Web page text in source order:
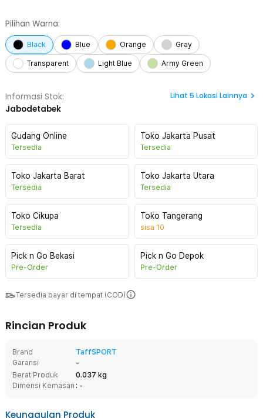
Pilihan Warna:
Black Blue Orange Gray
Transparent Light Blue Army Green
Informasi Stok:
Jabodetabek
Lihat 5 Lokasi Lainnya
Gudang Online
Tersedia
Toko Jakarta Pusat
Tersedia
Toko Jakarta Barat
Tersedia
Toko Jakarta Utara
Tersedia
Toko Cikupa
Tersedia
Toko Tangerang
sisa 10
Pick n Go Bekasi
Pre-Order
Pick n Go Depok
Pre-Order
Tersedia bayar di tempat (COD)
Rincian Produk
Brand
TaffSPORT
Garansi
-
Berat Produk
0.037 kg
Dimensi Kemasan : -
Keunggulan Produk